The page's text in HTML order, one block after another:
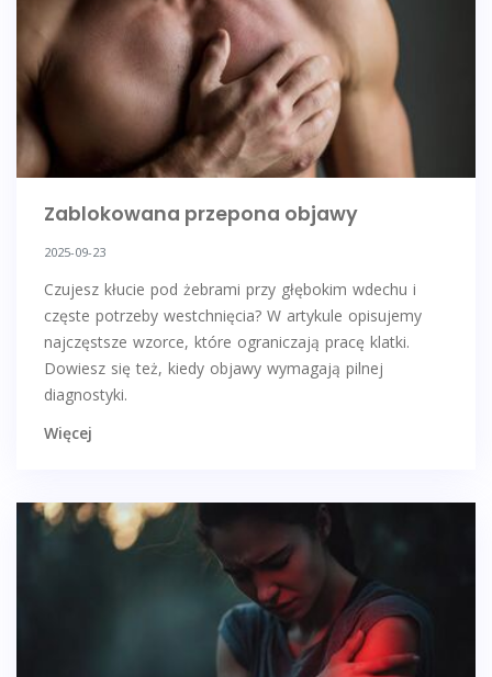
Zablokowana przepona objawy
2025-09-23
Czujesz kłucie pod żebrami przy głębokim wdechu i
częste potrzeby westchnięcia? W artykule opisujemy
najczęstsze wzorce, które ograniczają pracę klatki.
Dowiesz się też, kiedy objawy wymagają pilnej
diagnostyki.
Więcej